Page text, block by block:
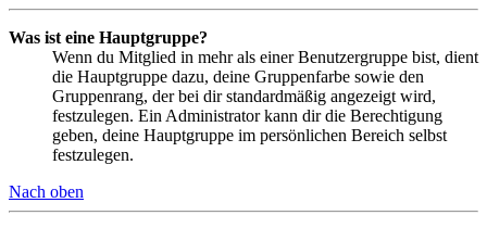
Was ist eine Hauptgruppe?
Wenn du Mitglied in mehr als einer Benutzergruppe bist, dient
die Hauptgruppe dazu, deine Gruppenfarbe sowie den
Gruppenrang, der bei dir standardmäßig angezeigt wird,
festzulegen. Ein Administrator kann dir die Berechtigung
geben, deine Hauptgruppe im persönlichen Bereich selbst
festzulegen.
Nach oben